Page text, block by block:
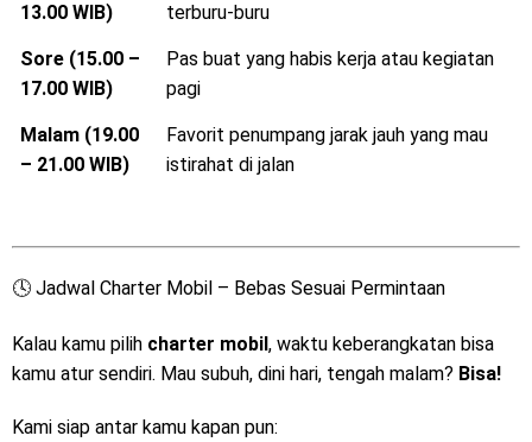
13.00 WIB)
terburu-buru
Sore (15.00 –
17.00 WIB)
Pas buat yang habis kerja atau kegiatan
pagi
Malam (19.00
– 21.00 WIB)
Favorit penumpang jarak jauh yang mau
istirahat di jalan
🕓 Jadwal Charter Mobil – Bebas Sesuai Permintaan
Kalau kamu pilih charter mobil, waktu keberangkatan bisa
kamu atur sendiri. Mau subuh, dini hari, tengah malam? Bisa!
Kami siap antar kamu kapan pun: